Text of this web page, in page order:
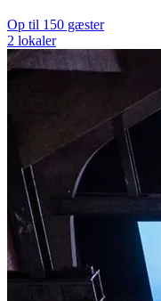
Op til 150 gæster
2 lokaler